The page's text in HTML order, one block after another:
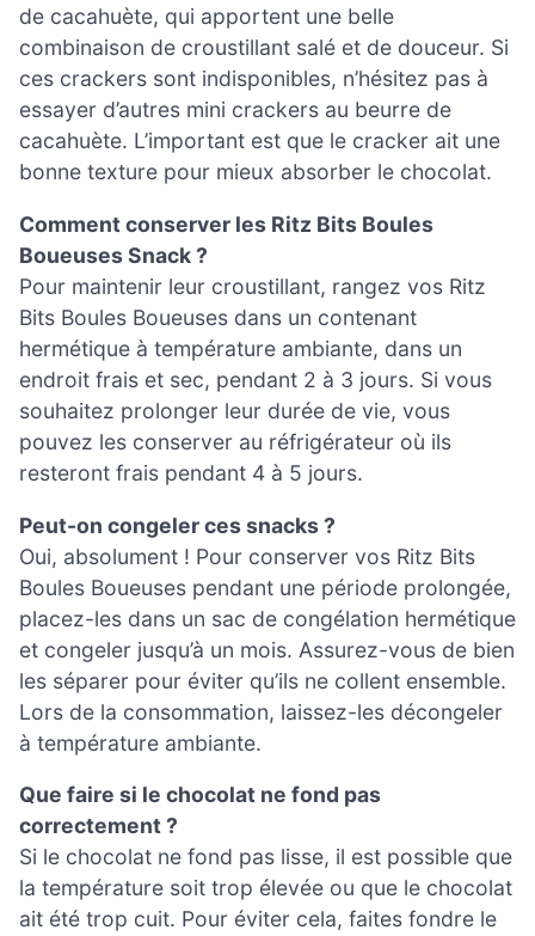
de cacahuète, qui apportent une belle
combinaison de croustillant salé et de douceur. Si
ces crackers sont indisponibles, n’hésitez pas à
essayer d’autres mini crackers au beurre de
cacahuète. L’important est que le cracker ait une
bonne texture pour mieux absorber le chocolat.
Comment conserver les Ritz Bits Boules
Boueuses Snack ?
Pour maintenir leur croustillant, rangez vos Ritz
Bits Boules Boueuses dans un contenant
hermétique à température ambiante, dans un
endroit frais et sec, pendant 2 à 3 jours. Si vous
souhaitez prolonger leur durée de vie, vous
pouvez les conserver au réfrigérateur où ils
resteront frais pendant 4 à 5 jours.
Peut-on congeler ces snacks ?
Oui, absolument ! Pour conserver vos Ritz Bits
Boules Boueuses pendant une période prolongée,
placez-les dans un sac de congélation hermétique
et congeler jusqu’à un mois. Assurez-vous de bien
les séparer pour éviter qu’ils ne collent ensemble.
Lors de la consommation, laissez-les décongeler
à température ambiante.
Que faire si le chocolat ne fond pas
correctement ?
Si le chocolat ne fond pas lisse, il est possible que
la température soit trop élevée ou que le chocolat
ait été trop cuit. Pour éviter cela, faites fondre le